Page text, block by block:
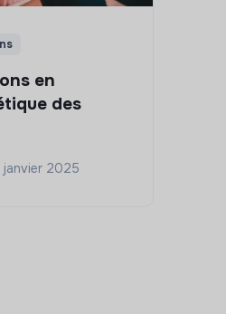
en
des
janvier 2025